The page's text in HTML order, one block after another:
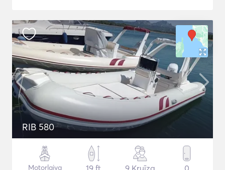
RIB 580
Motorlaiva
19 ft
9 Kruīza 0